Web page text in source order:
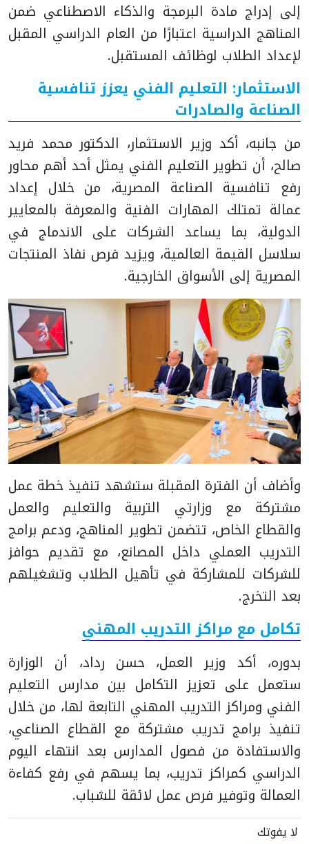
إلى إدراج مادة البرمجة والذكاء الاصطناعي ضمن
المناهج الدراسية اعتبارًا من العام الدراسي المقبل
لإعداد الطلاب لوظائف المستقبل.
الاستثمار: التعليم الفني يعزز تنافسية
الصناعة والصادرات
من جانبه، أكد وزير الاستثمار، الدكتور محمد فريد
صالح، أن تطوير التعليم الفني يمثل أحد أهم محاور
رفع تنافسية الصناعة المصرية، من خلال إعداد
عمالة تمتلك المهارات الفنية والمعرفة بالمعايير
الدولية، بما يساعد الشركات على الاندماج في
سلاسل القيمة العالمية، ويزيد فرص نفاذ المنتجات
المصرية إلى الأسواق الخارجية.
وأضاف أن الفترة المقبلة ستشهد تنفيذ خطة عمل
مشتركة مع وزارتي التربية والتعليم والعمل
والقطاع الخاص، تتضمن تطوير المناهج، ودعم برامج
التدريب العملي داخل المصانع، مع تقديم حوافز
للشركات للمشاركة في تأهيل الطلاب وتشغيلهم
بعد التخرج.
تكامل مع مراكز التدريب المهني
بدوره، أكد وزير العمل، حسن رداد، أن الوزارة
ستعمل على تعزيز التكامل بين مدارس التعليم
الفني ومراكز التدريب المهني التابعة لها، من خلال
تنفيذ برامج تدريب مشتركة مع القطاع الصناعي،
والاستفادة من فصول المدارس بعد انتهاء اليوم
الدراسي كمراكز تدريب، بما يسهم في رفع كفاءة
العمالة وتوفير فرص عمل لائقة للشباب.
لا يفوتك